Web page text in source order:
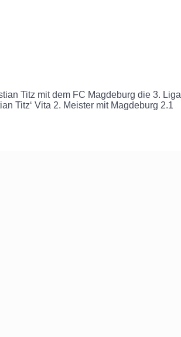
Titz mit dem FC Magdeburg die 3. Liga
Titz‘ Vita 2. Meister mit Magdeburg 2.1